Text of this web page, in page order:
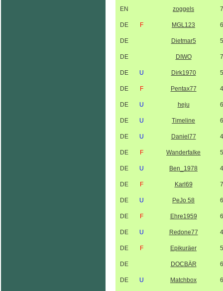
EN zoggels
DE F MGL123
DE Dietmar5
DE DIWO
DE U Dirk1970
DE F Pentax77
DE U heju
DE U Timeline
DE U Daniel77
DE F Wanderfalke
DE U Ben_1978
DE F Karl69
DE U PeJo 58
DE F Ehre1959
DE U Redone77
DE F Epikuräer
DE DOCBÄR
DE U Matchbox